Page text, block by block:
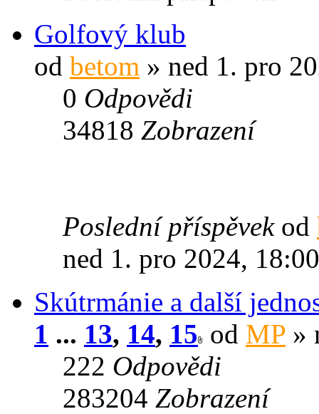
Golfový klub
od betom » ned 1. pro
0 Odpovědi
34818 Zobrazení
Poslední příspěvek od
ned 1. pro 2024, 18:00
Skútrmánie a další
1 ... 13, 14, 15 od MP »
222 Odpovědi
283204 Zobrazení